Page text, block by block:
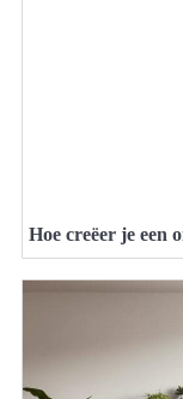
Hoe creëer je een